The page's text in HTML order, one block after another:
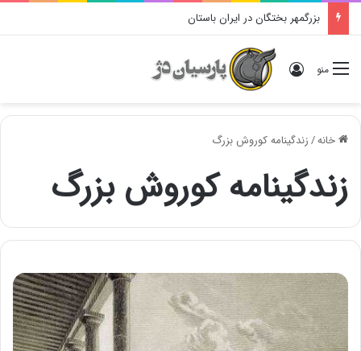
بزرگمهر بختگان در ایران باستان
منو ورود
خانه/زندگینامه کوروش بزرگ
زندگینامه کوروش بزرگ